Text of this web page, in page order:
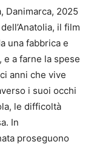
Danimarca, 2025
il film
una fabbrica e
e a farne la spese
anni che vive
i suoi occhi
le difficoltà
In
proseguono